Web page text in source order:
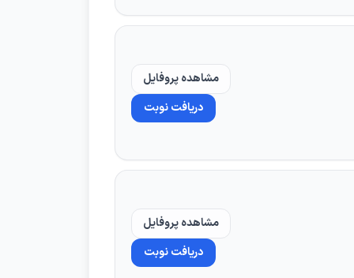
دیگری میتواند منطقی باشد.
میدهد. این عوامل معمولا اثرگذار
مشاهده پروفایل
دریافت نوبت
مشاهده پروفایل
دریافت نوبت